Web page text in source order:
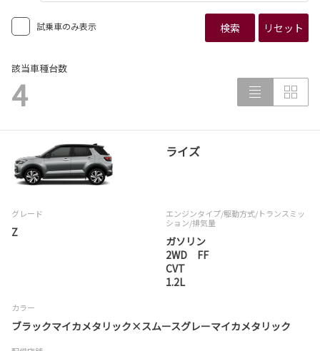
試乗車のみ表示 検索 リセット
該当車種台数
4
ライズ
グレード
Z
エンジンタイプ/駆動方式/トランスミッ
ション/排気量
ガソリン
2WD FF
CVT
1.2L
カラー
ブラックマイカメタリック×スムースグレーマイカメタリック